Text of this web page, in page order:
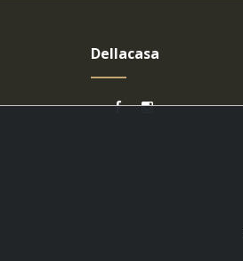
Dellacasa